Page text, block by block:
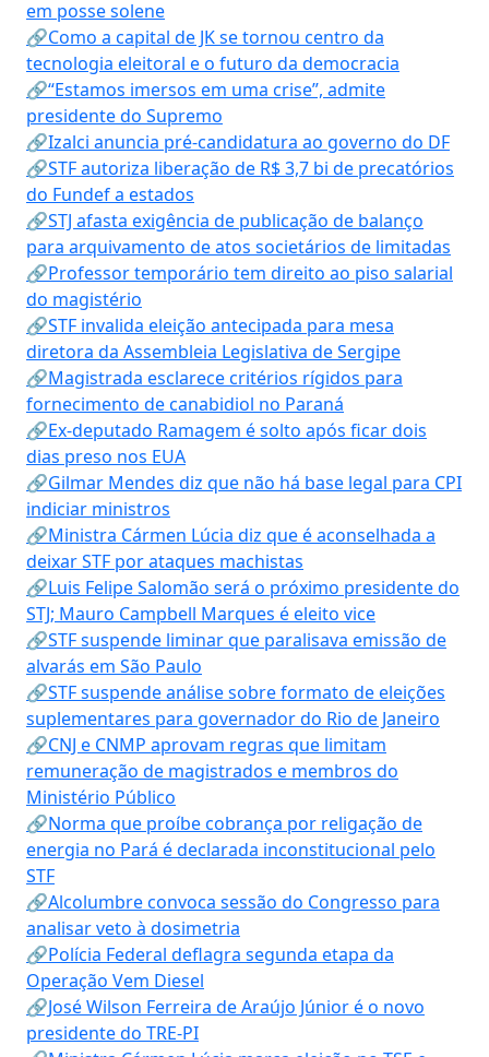
em posse solene
🔗Como a capital de JK se tornou centro da
tecnologia eleitoral e o futuro da democracia
🔗“Estamos imersos em uma crise”, admite
presidente do Supremo
🔗Izalci anuncia pré-candidatura ao governo do DF
🔗STF autoriza liberação de R$ 3,7 bi de precatórios
do Fundef a estados
🔗STJ afasta exigência de publicação de balanço
para arquivamento de atos societários de limitadas
🔗Professor temporário tem direito ao piso salarial
do magistério
🔗STF invalida eleição antecipada para mesa
diretora da Assembleia Legislativa de Sergipe
🔗Magistrada esclarece critérios rígidos para
fornecimento de canabidiol no Paraná
🔗Ex-deputado Ramagem é solto após ficar dois
dias preso nos EUA
🔗Gilmar Mendes diz que não há base legal para CPI
indiciar ministros
🔗Ministra Cármen Lúcia diz que é aconselhada a
deixar STF por ataques machistas
🔗Luis Felipe Salomão será o próximo presidente do
STJ; Mauro Campbell Marques é eleito vice
🔗STF suspende liminar que paralisava emissão de
alvarás em São Paulo
🔗STF suspende análise sobre formato de eleições
suplementares para governador do Rio de Janeiro
🔗CNJ e CNMP aprovam regras que limitam
remuneração de magistrados e membros do
Ministério Público
🔗Norma que proíbe cobrança por religação de
energia no Pará é declarada inconstitucional pelo
STF
🔗Alcolumbre convoca sessão do Congresso para
analisar veto à dosimetria
🔗Polícia Federal deflagra segunda etapa da
Operação Vem Diesel
🔗José Wilson Ferreira de Araújo Júnior é o novo
presidente do TRE-PI